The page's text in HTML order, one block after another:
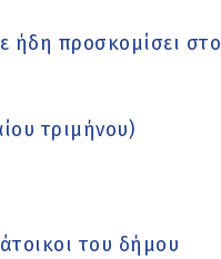
ήδη προσκομίσει στο
τριμήνου)
του δήμου